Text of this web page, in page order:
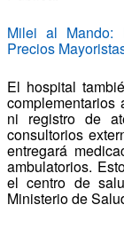
Milei al Mando:
Precios
El hospital
ni registro de
consultorios
entregará
ambulatorios.
el centro de
Ministerio de